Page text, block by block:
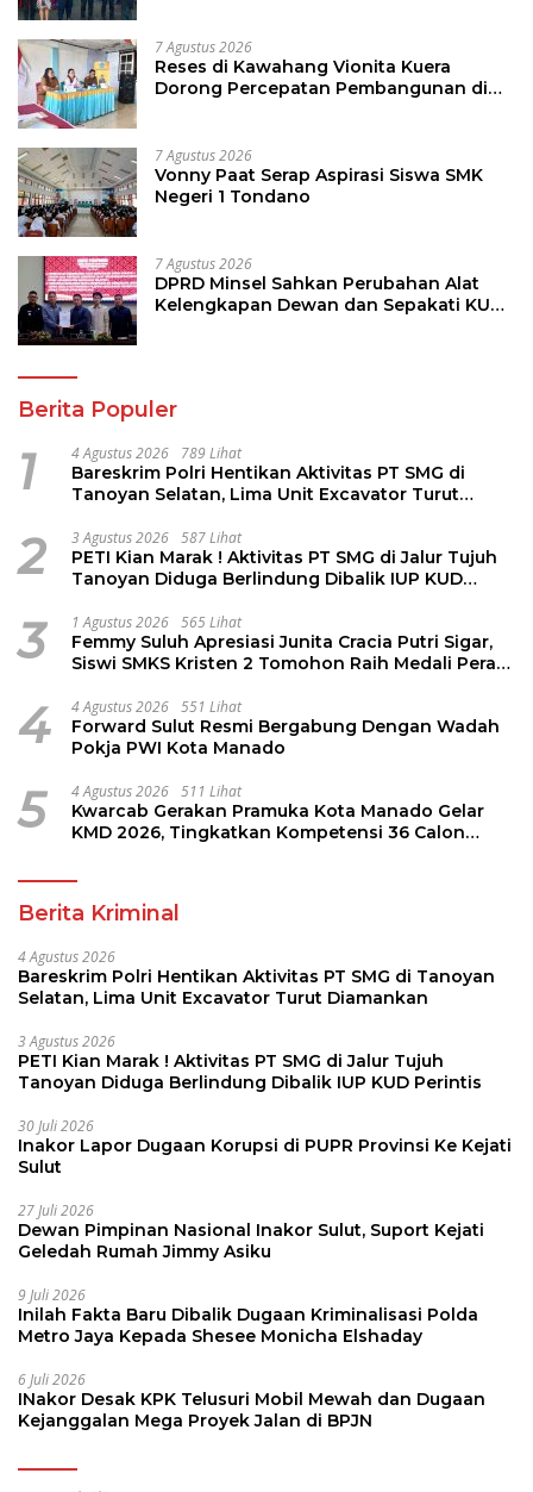
7 Agustus 2026
Reses di Kawahang Vionita Kuera
Dorong Percepatan Pembangunan di
7 Agustus 2026
Vonny Paat Serap Aspirasi Siswa SMK
Negeri 1 Tondano
7 Agustus 2026
DPRD Minsel Sahkan Perubahan Alat
Kelengkapan Dewan dan Sepakati KUA-
Berita Populer
1 4 Agustus 2026 789 Lihat
Bareskrim Polri Hentikan Aktivitas PT SMG di
Tanoyan Selatan, Lima Unit Excavator Turut
2 3 Agustus 2026 587 Lihat
PETI Kian Marak ! Aktivitas PT SMG di Jalur Tujuh
Tanoyan Diduga Berlindung Dibalik IUP KUD
3 1 Agustus 2026 565 Lihat
Femmy Suluh Apresiasi Junita Cracia Putri Sigar,
Siswi SMKS Kristen 2 Tomohon Raih Medali Perak
4 4 Agustus 2026 551 Lihat
Forward Sulut Resmi Bergabung Dengan Wadah
Pokja PWI Kota Manado
5 4 Agustus 2026 511 Lihat
Kwarcab Gerakan Pramuka Kota Manado Gelar
KMD 2026, Tingkatkan Kompetensi 36 Calon
Berita Kriminal
4 Agustus 2026
Bareskrim Polri Hentikan Aktivitas PT SMG di Tanoyan
Selatan, Lima Unit Excavator Turut Diamankan
3 Agustus 2026
PETI Kian Marak ! Aktivitas PT SMG di Jalur Tujuh
Tanoyan Diduga Berlindung Dibalik IUP KUD Perintis
30 Juli 2026
Inakor Lapor Dugaan Korupsi di PUPR Provinsi Ke Kejati
Sulut
27 Juli 2026
Dewan Pimpinan Nasional Inakor Sulut, Suport Kejati
Geledah Rumah Jimmy Asiku
9 Juli 2026
Inilah Fakta Baru Dibalik Dugaan Kriminalisasi Polda
Metro Jaya Kepada Shesee Monicha Elshaday
6 Juli 2026
INakor Desak KPK Telusuri Mobil Mewah dan Dugaan
Kejanggalan Mega Proyek Jalan di BPJN